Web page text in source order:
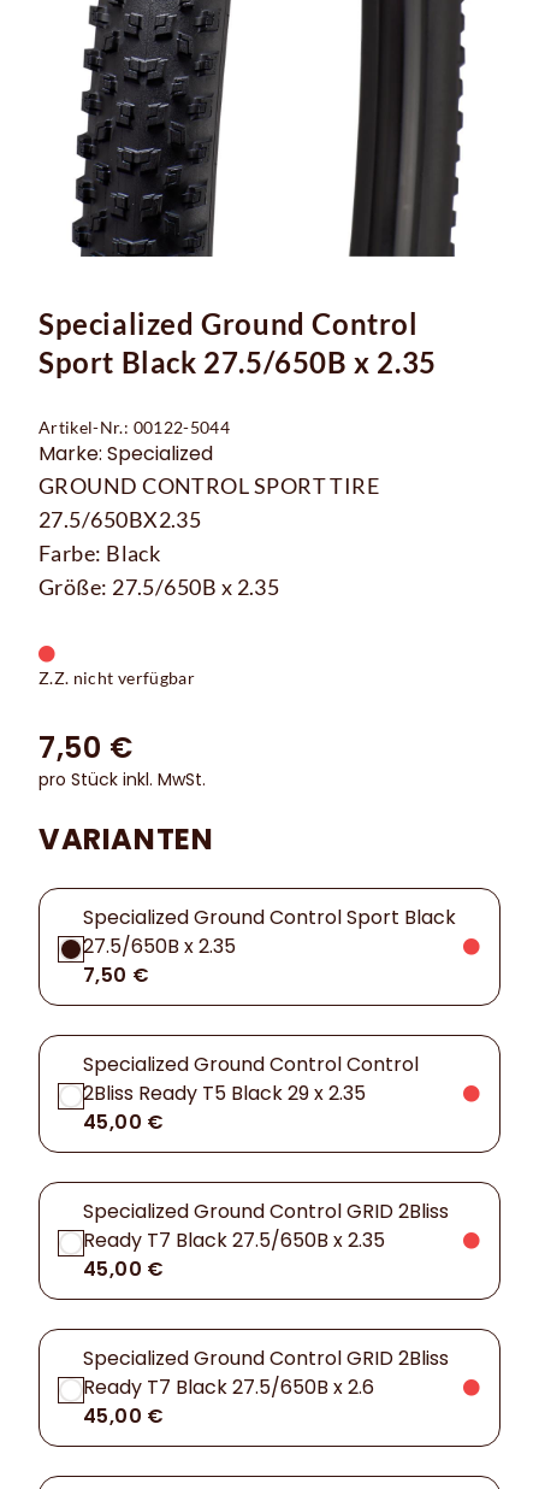
Specialized Ground Control
Sport Black 27.5/650B x 2.35
Artikel-Nr.: 00122-5044
Marke: Specialized
GROUND CONTROL SPORT TIRE
27.5/650BX2.35
Farbe: Black
Größe: 27.5/650B x 2.35
Z.Z. nicht verfügbar
7,50 €
pro Stück inkl. MwSt.
VARIANTEN
Specialized Ground Control Sport Black
27.5/650B x 2.35
7,50 €
Specialized Ground Control Control
2Bliss Ready T5 Black 29 x 2.35
45,00 €
Specialized Ground Control GRID 2Bliss
Ready T7 Black 27.5/650B x 2.35
45,00 €
Specialized Ground Control GRID 2Bliss
Ready T7 Black 27.5/650B x 2.6
45,00 €